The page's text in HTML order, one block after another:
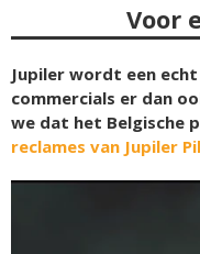
Voor
Jupiler wordt een
commercials er dan
we dat het Belgische
reclames van Jupiler